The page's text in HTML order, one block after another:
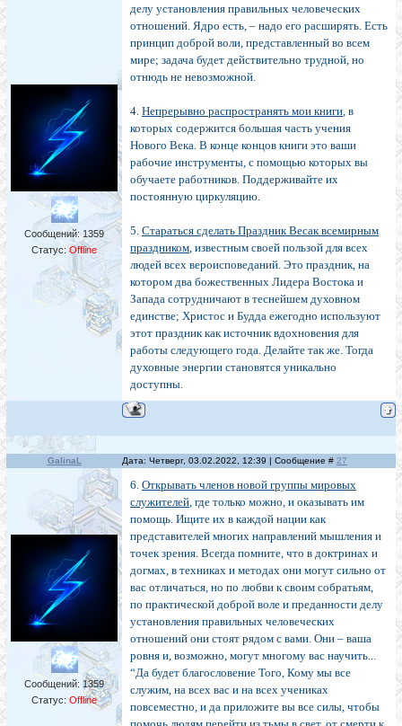
Сообщений: 1359
Статус:Offline
делу установления правильных человеческих
отношений. Ядро есть, – надо его расширять. Есть
принцип доброй воли, представленный во всем
мире; задача будет действительно трудной, но
отнюдь не невозможной.
4. Непрерывно распространять мои книги, в
которых содержится большая часть учения
Нового Века. В конце концов книги это ваши
рабочие инструменты, с помощью которых вы
обучаете работников. Поддерживайте их
постоянную циркуляцию.
5. Стараться сделать Праздник Весак всемирным
праздником, известным своей пользой для всех
людей всех вероисповеданий. Это праздник, на
котором два божественных Лидера Востока и
Запада сотрудничают в теснейшем духовном
единстве; Христос и Будда ежегодно используют
этот праздник как источник вдохновения для
работы следующего года. Делайте так же. Тогда
духовные энергии становятся уникально
доступны.
GalinaL Дата: Четверг, 03.02.2022, 12:39 | Сообщение # 27
Сообщений: 1359
Статус: Offline
6. Открывать членов новой группы мировых
служителей, где только можно, и оказывать им
помощь. Ищите их в каждой нации как
представителей многих направлений мышления и
точек зрения. Всегда помните, что в доктринах и
догмах, в техниках и методах они могут сильно от
вас отличаться, но по любви к своим собратьям,
по практической доброй воле и преданности делу
установления правильных человеческих
отношений они стоят рядом с вами. Они – ваша
ровня и, возможно, могут многому вас научить...
“Да будет благословение Того, Кому мы все
служим, на всех вас и на всех учениках
повсеместно, и да приложите вы все силы, чтобы